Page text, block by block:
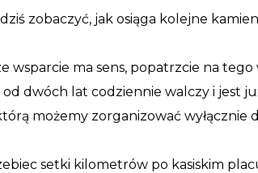
zobaczyć, jak osiąga kolejne
wsparcie ma sens, popatrzcie na tego
dwóch lat codziennie walczy i jest
możemy zorganizować wyłącznie
setki kilometrów po kasiskim